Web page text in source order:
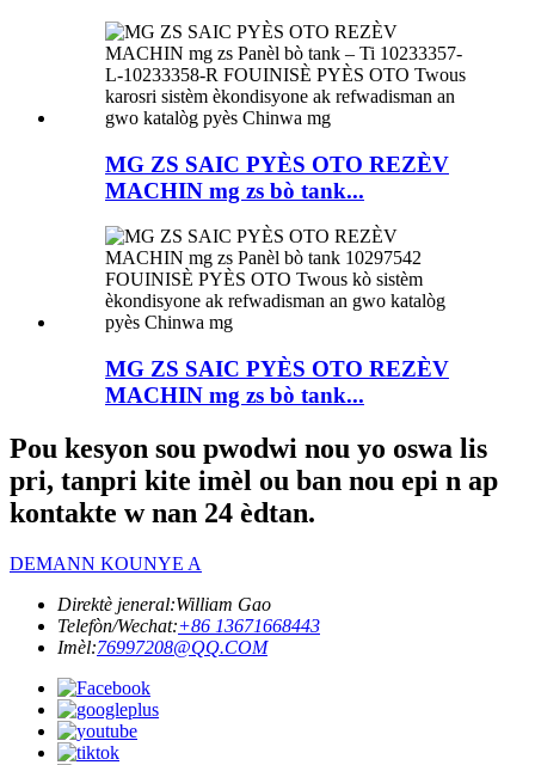
MG ZS SAIC PYÈS OTO REZÈV
MACHIN mg zs bò tank...
MG ZS SAIC PYÈS OTO REZÈV
MACHIN mg zs bò tank...
Pou kesyon sou pwodwi nou yo oswa lis
pri, tanpri kite imèl ou ban nou epi n ap
kontakte w nan 24 èdtan.
DEMANN KOUNYE A
Direktè jeneral:William Gao
Telefòn/Wechat:+86 13671668443
Imèl:76997208@QQ.COM